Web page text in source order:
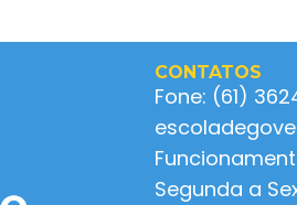
CONTATOS
Fone: (61)
Segunda a